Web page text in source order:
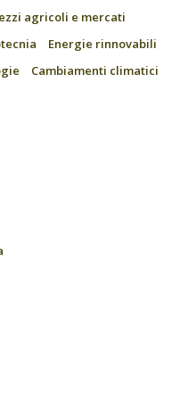
agricoli e mercati
Energie rinnovabili
Cambiamenti climatici